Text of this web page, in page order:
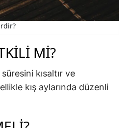
MI?
kısaltır ve
kış aylarında düzenli